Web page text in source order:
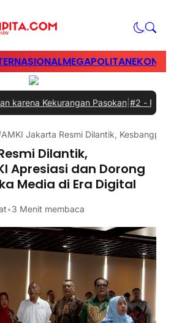
MEGAPOLITAN
Kekurangan Pasokan|#2 -Perkuat
AMKI Jakarta Resmi Dilantik,
Dilantik,
Apresiasi dan Dorong
Media di Era Digital
•3 Menit membaca